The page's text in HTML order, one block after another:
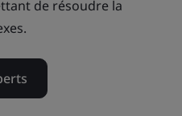
de résoudre la